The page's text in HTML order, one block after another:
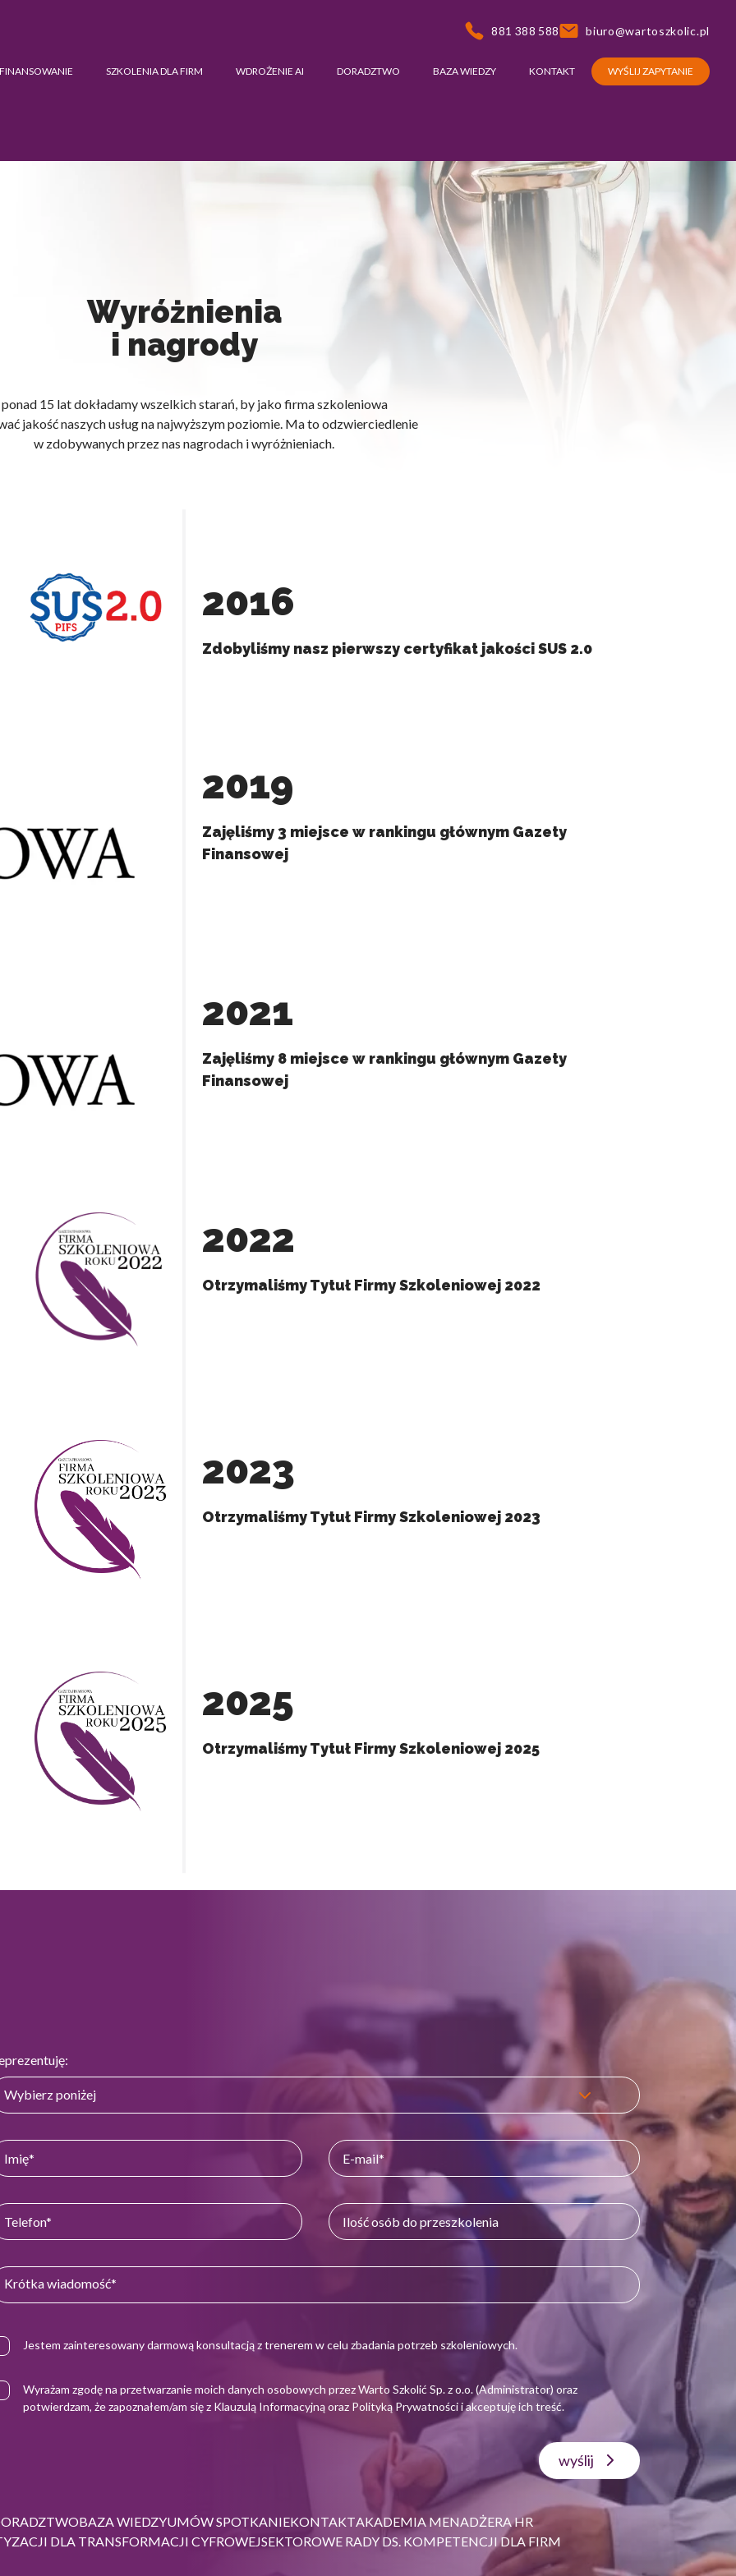
881 388 588 biuro@wartoszkolic.pl
SZKOLENIA DLA FIRM WDROŻENIE AI DORADZTWO BAZA WIEDZY KONTAKT WYŚLIJ ZAPYTANIE
Wyróżnienia
i nagrody
15 lat dokładamy wszelkich starań, by jako firma szkoleniowa
jakość naszych usług na najwyższym poziomie. Ma to odzwierciedlenie
w zdobywanych przez nas nagrodach i wyróżnieniach.
2016
Zdobyliśmy nasz pierwszy certyfikat jakości SUS 2.0
2019
Zajęliśmy 3 miejsce w rankingu głównym Gazety
Finansowej
2021
Zajęliśmy 8 miejsce w rankingu głównym Gazety
Finansowej
2022
Otrzymaliśmy Tytuł Firmy Szkoleniowej 2022
2023
Otrzymaliśmy Tytuł Firmy Szkoleniowej 2023
2025
Otrzymaliśmy Tytuł Firmy Szkoleniowej 2025
Jestem zainteresowany darmową konsultacją z trenerem w celu zbadania potrzeb szkoleniowych.
Wyrażam zgodę na przetwarzanie moich danych osobowych przez Warto Szkolić Sp. z o.o. (Administrator) oraz
potwierdzam, że zapoznałem/am się z Klauzulą Informacyjnąoraz Polityką Prywatnościi akceptuję ich treść.
wyślij
BAZA WIEDZYUMÓW SPOTKANIEKONTAKTAKADEMIA MENADŻERA HR
DLA TRANSFORMACJI CYFROWEJSEKTOROWE RADY DS. KOMPETENCJI DLA FIRM
spersonalizowania treści i reklam, aby oferować funkcje społecznościowe i analizować ruch w
jak korzystasz z naszej witryny, udostępniamy partnerom społecznościowym, reklamowym i
połączyć te informacje z innymi danymi otrzymanymi od Ciebie lub uzyskanymi podczas korzystania
umożliwiają stronie zapamiętanie informacji, które zmieniają wygląd lub funkcjonowanie strony,
w którym znajduje się użytkownik.
właścicielem stron internetowych zrozumieć, w jaki sposób różni użytkownicy zachowują się
dla poszczególnych użytkowników i tym samym bardziej cenne dla wydawców i
to pliki, które są w procesie klasyfikowania, wraz z dostawcami poszczególnych ciasteczek.